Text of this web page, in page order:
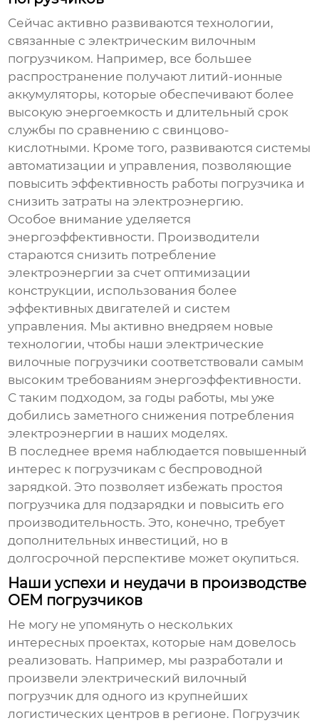
Сейчас активно развиваются технологии,
связанные сэлектрическим вилочным
погрузчиком. Например, все большее
распространение получают литий-ионные
аккумуляторы, которые обеспечивают более
высокую энергоемкость и длительный срок
службы по сравнению с свинцово-
кислотными. Кроме того, развиваются системы
автоматизации и управления, позволяющие
повысить эффективность работы погрузчика и
снизить затраты на электроэнергию.
Особое внимание уделяется
энергоэффективности. Производители
стараются снизить потребление
электроэнергии за счет оптимизации
конструкции, использования более
эффективных двигателей и систем
управления. Мы активно внедряем новые
технологии, чтобы нашиэлектрические
вилочные погрузчики соответствовали самым
высоким требованиям энергоэффективности.
С таким подходом, за годы работы, мы уже
добились заметного снижения потребления
электроэнергии в наших моделях.
В последнее время наблюдается повышенный
интерес к погрузчикам с беспроводной
зарядкой. Это позволяет избежать простоя
погрузчика для подзарядки и повысить его
производительность. Это, конечно, требует
дополнительных инвестиций, но в
долгосрочной перспективе может окупиться.
Наши успехи и неудачи в производстве
ОЕМ погрузчиков
Не могу не упомянуть о нескольких
интересных проектах, которые нам довелось
реализовать. Например, мы разработали и
произвелиэлектрический вилочный
погрузчик для одного из крупнейших
логистических центров в регионе. Погрузчик